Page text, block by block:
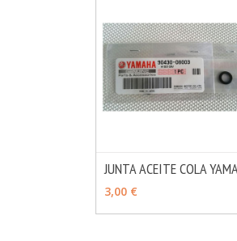
JUNTA ACEITE COLA
3,00 €